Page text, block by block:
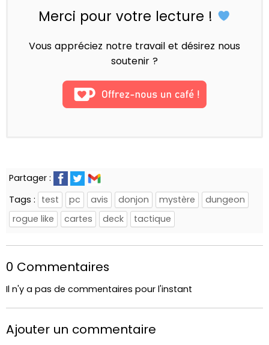
Merci pour votre lecture !
Vous appréciez notre travail et désirez nous
soutenir ?
Partager :
Tags : test pc avis donjon mystère
dungeon
rogue like
cartes deck tactique
0 Commentaires
Il n'y a pas de commentaires pour l'instant
Ajouter un commentaire